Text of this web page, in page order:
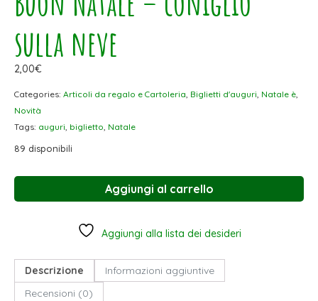
sulla neve
2,00€
Categories: Articoli da regalo e Cartoleria, Biglietti d'auguri, Natale è,
Novità
Tags: auguri, biglietto, Natale
89 disponibili
Aggiungi al carrello
Aggiungi alla lista dei desideri
Descrizione
Informazioni aggiuntive
Recensioni (0)